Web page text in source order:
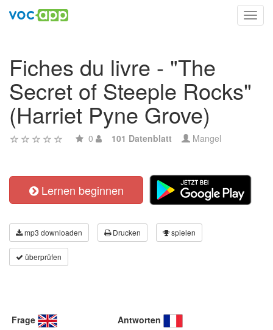
Fiches du livre - "The
Secret of Steeple Rocks"
(Harriet Pyne Grove)
0 101 Datenblatt Mangel
Lernen beginnen
mp3 downloaden Drucken spielen
überprüfen
Frage Antworten